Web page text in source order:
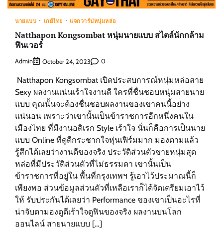
นายแบบ เกย์ไทย แจกวาร์ปหนุ่มหล่อ
Natthapon Kongsombat หนุ่มนายแบบ สไตล์นักกล้าม
ฟินเวอร์
Admin October 24, 2023 0
Natthapon Kongsombat เปิดประสบการณ์หนุ่มหล่อสาย
Sexy ผลงานแน่นเร้าใจงานดี ใครที่ชื่นชอบหนุ่มสายนาย
แบบ คุณนั้นจะต้องชื่นชอบผลงานของเขาคนนี้อย่าง
แน่นอน เพราะว่าเขานั้นเป็นข้าราชการอีกหนึ่งคนใน
เมืองไทย ที่มีงานอดิเรก Style เร้าใจ นั่นก็คือการเป็นนาย
แบบ Online ที่ดูดีกระชากใจหุ่นเฟิร์มมาก มองตามแล้ว
รู้สึกได้เลยว่างานดีของจริง ประวัติส่วนตัวชายหนุ่มสุด
หล่อที่มีประวัติส่วนตัวที่ไม่ธรรมดา เขานั้นเป็น
ข้าราชการที่อยู่ใน พื้นที่กรุงเทพฯ รู้เอาไว้ประมาณนี้ก็
เพียงพอ ส่วนข้อมูลส่วนตัวที่เหลือเราก็ได้จัดเตรียมเอาไว้
ให้ รับประกันได้เลยว่า Performance ของเขาเป็นอะไรที่
น่าจับตามองดูดีเร้าใจดูฟินของจริง ผลงานบนโลก
ออนไลน์ สายนายแบบ […]